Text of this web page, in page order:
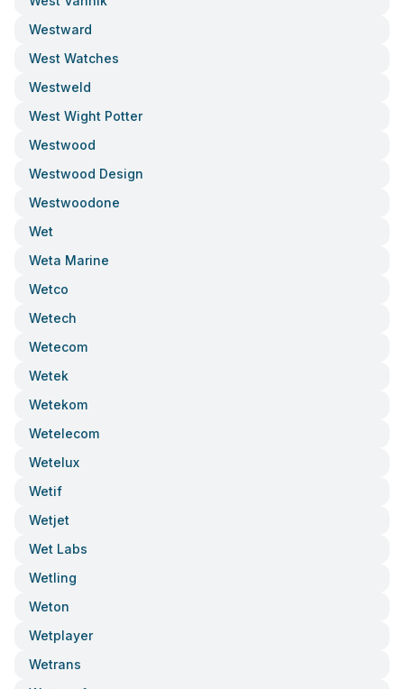
Westward
West Watches
Westweld
West Wight Potter
Westwood
Westwood Design
Westwoodone
Wet
Weta Marine
Wetco
Wetech
Wetecom
Wetek
Wetekom
Wetelecom
Wetelux
Wetif
Wetjet
Wet Labs
Wetling
Weton
Wetplayer
Wetrans